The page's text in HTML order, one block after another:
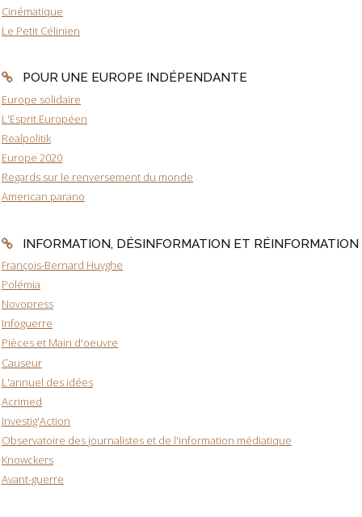
Cinématique
Le Petit Célinien
POUR UNE EUROPE INDÉPENDANTE
Europe solidaire
L'Esprit Européen
Realpolitik
Europe 2020
Regards sur le renversement du monde
American parano
INFORMATION, DÉSINFORMATION ET RÉINFORMATION
François-Bernard Huyghe
Polémia
Novopress
Infoguerre
Pièces et Main d'oeuvre
Causeur
L'annuel des idées
Acrimed
Investig'Action
Observatoire des journalistes et de l'information médiatique
Knowckers
Avant-guerre